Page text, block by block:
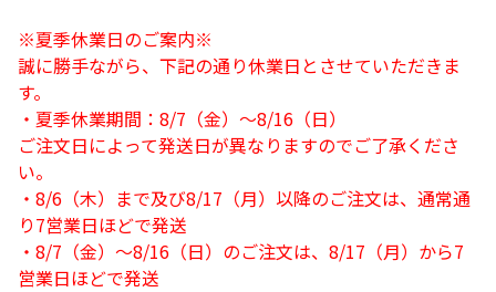
※夏季休業日のご案内※
誠に勝手ながら、下記の通り休業日とさせていただきま
す。
・夏季休業期間：8/7（金）～8/16（日）
ご注文日によって発送日が異なりますのでご了承くださ
い。
・8/6（木）まで及び8/17（月）以降のご注文は、通常通
り7営業日ほどで発送
・8/7（金）～8/16（日）のご注文は、8/17（月）から7
営業日ほどで発送